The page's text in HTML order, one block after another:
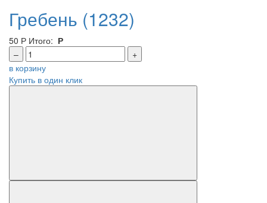
Гребень (1232)
50 Р Итого: Р
–
+
в корзину
Купить в один клик